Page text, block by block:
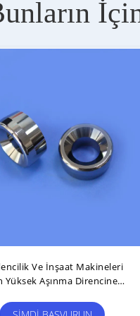
Yüksek Kullanım
Tungsten Karbid Merkezi
Uzun Yaşam Süresi